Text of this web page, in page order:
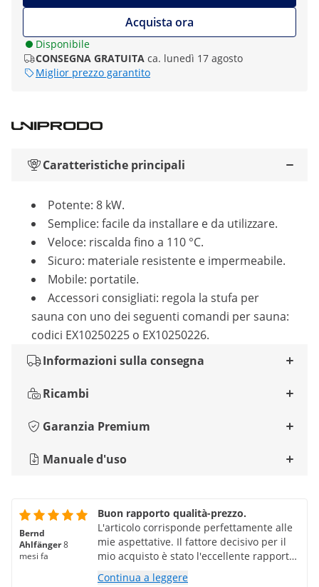
Acquista ora
Disponibile
CONSEGNA GRATUITA ca. lunedì 17 agosto
Miglior prezzo garantito
Caratteristiche principali
Potente: 8 kW.
Semplice: facile da installare e da utilizzare.
Veloce: riscalda fino a 110 °C.
Sicuro: materiale resistente e impermeabile.
Mobile: portatile.
Accessori consigliati: regola la stufa per
sauna con uno dei seguenti comandi per sauna:
codici EX10250225 o EX10250226.
Informazioni sulla consegna
Ricambi
Garanzia Premium
Manuale d'uso
Bernd
Ahlfänger8
mesi fa
Buon rapporto qualità-prezzo.
L'articolo corrisponde perfettamente alle
mie aspettative. Il fattore decisivo per il
mio acquisto è stato l'eccellente rapporto
qualità-prezzo. Consegna super veloce.
Continua a leggere